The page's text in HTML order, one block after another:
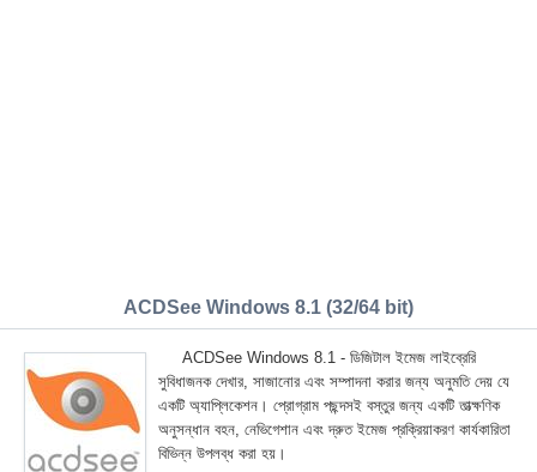
ACDSee Windows 8.1 (32/64 bit)
ACDSee Windows 8.1 - ডিজিটাল ইমেজ লাইব্রেরি
সুবিধাজনক দেখার, সাজানোর এবং সম্পাদনা করার জন্য অনুমতি দেয় যে
একটি অ্যাপ্লিকেশন। প্রোগ্রাম পছন্দসই বস্তুর জন্য একটি তাত্ক্ষণিক
অনুসন্ধান বহন, নেভিগেশান এবং দ্রুত ইমেজ প্রক্রিয়াকরণ কার্যকারিতা
বিভিন্ন উপলব্ধ করা হয়।